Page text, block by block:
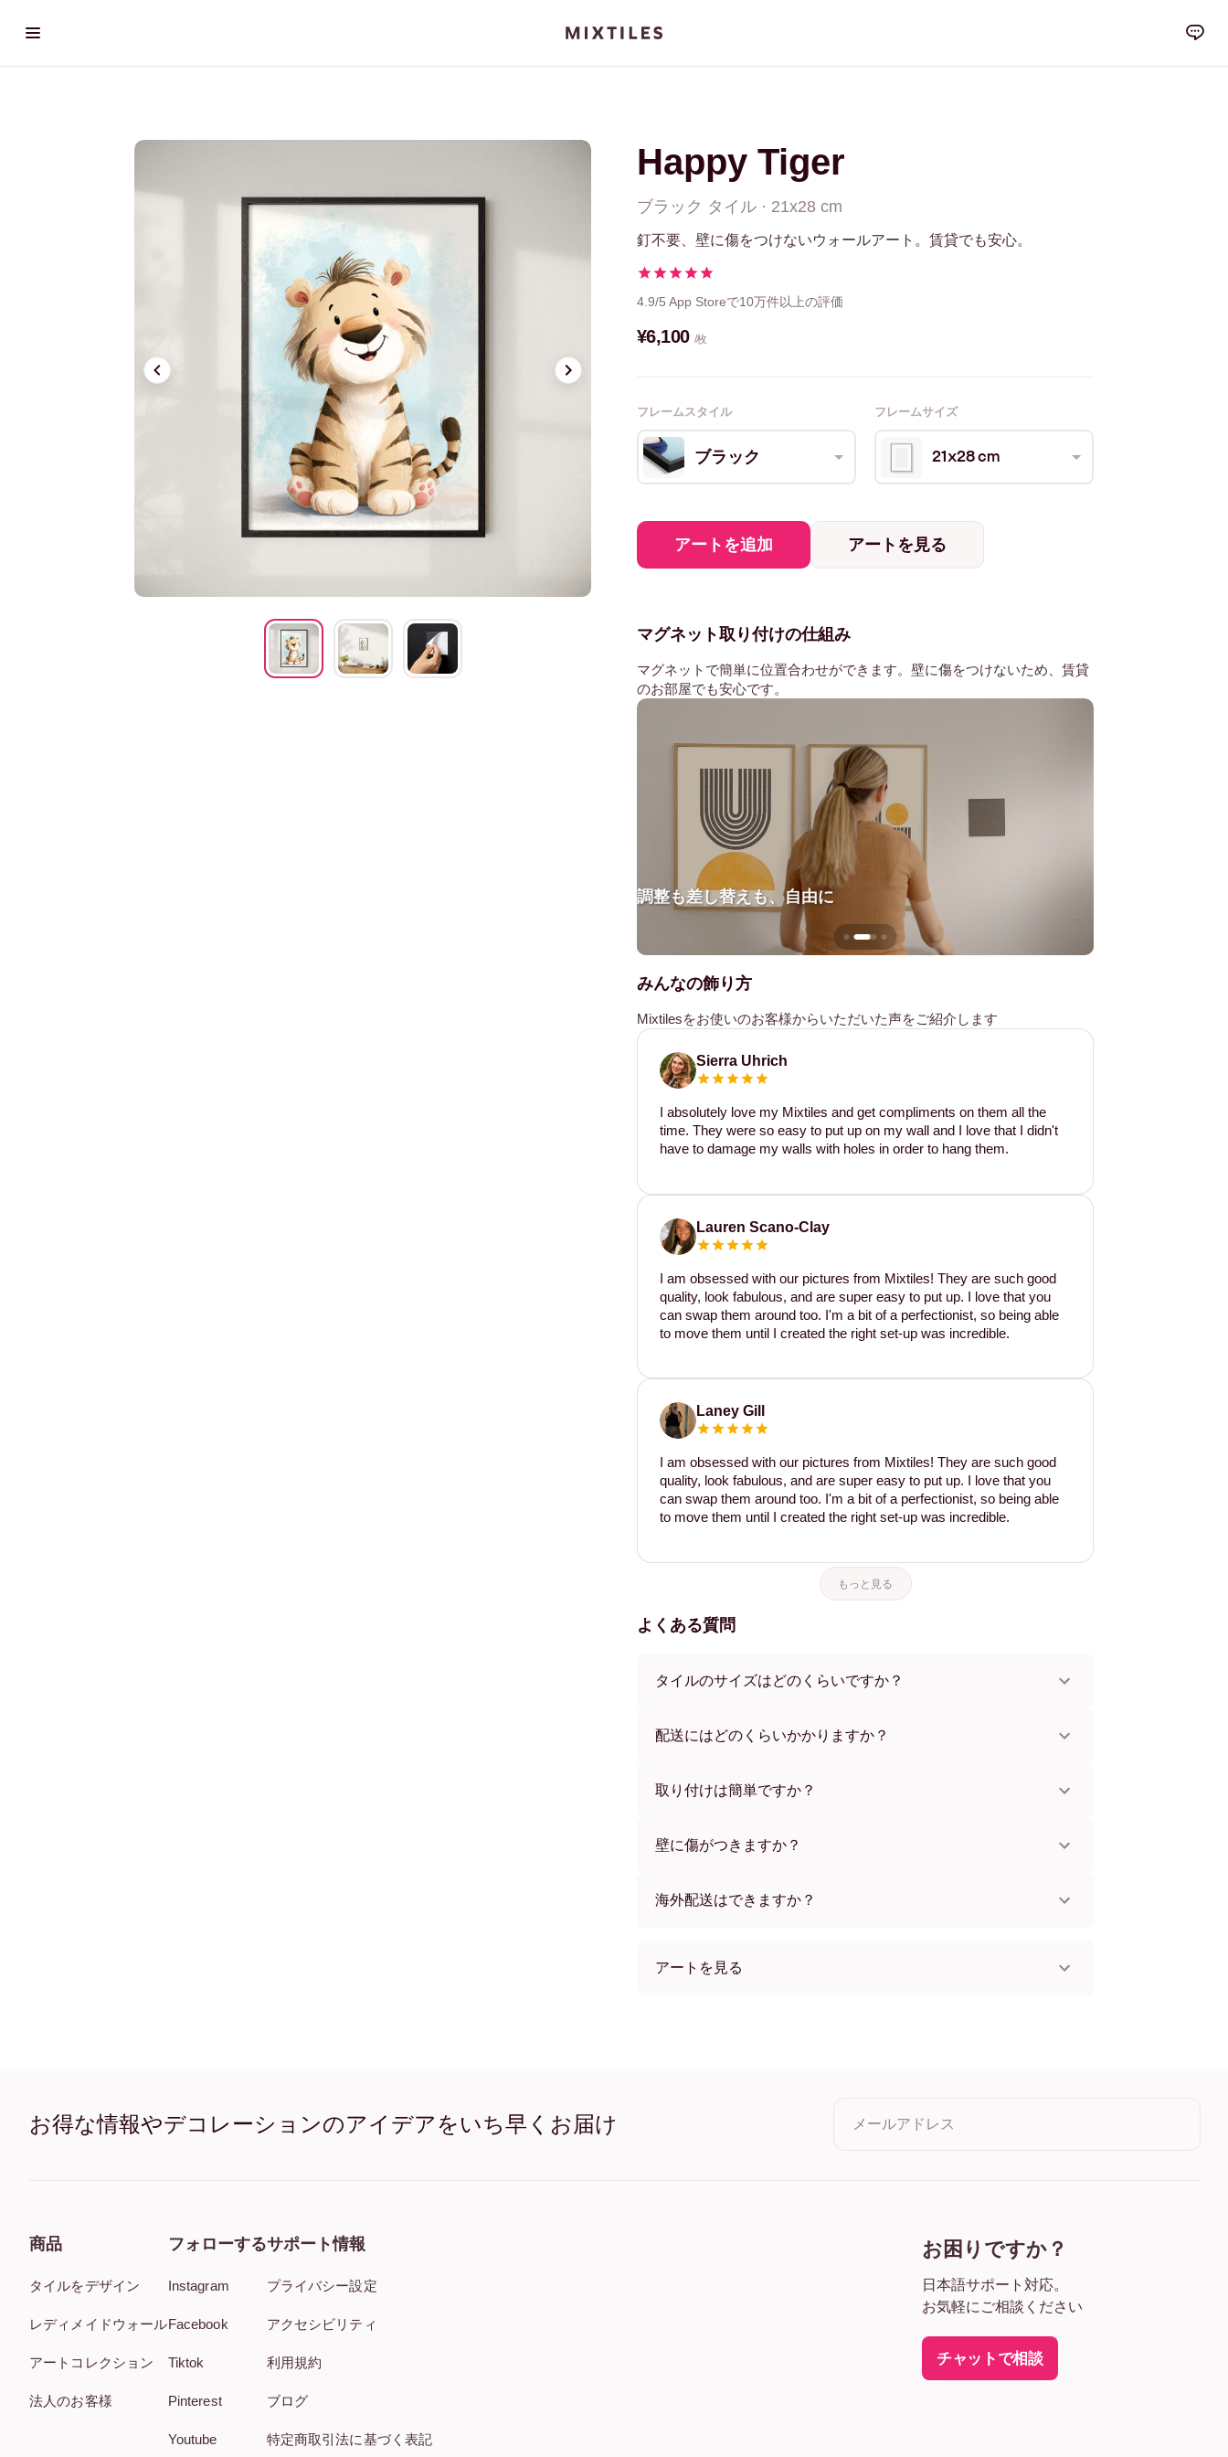
Happy Tiger
ブラック タイル · 21x28 cm
釘不要、壁に傷をつけないウォールアート。賃貸でも安心。
4.9/5 App Storeで10万件以上の評価
¥6,100 /枚
フレームスタイル フレームサイズ
ブラック 21x28 cm
アートを追加 アートを見る
マグネット取り付けの仕組み
マグネットで簡単に位置合わせができます。壁に傷をつけないため、賃貸
のお部屋でも安心です。
調整も差し替えも、自由に
みんなの飾り方
Mixtilesをお使いのお客様からいただいた声をご紹介します
Sierra Uhrich
I absolutely love my Mixtiles and get compliments on them all the
time. They were so easy to put up on my wall and I love that I didn't
have to damage my walls with holes in order to hang them.
Lauren Scano-Clay
I am obsessed with our pictures from Mixtiles! They are such good
quality, look fabulous, and are super easy to put up. I love that you
can swap them around too. I'm a bit of a perfectionist, so being able
to move them until I created the right set-up was incredible.
Laney Gill
I am obsessed with our pictures from Mixtiles! They are such good
quality, look fabulous, and are super easy to put up. I love that you
can swap them around too. I'm a bit of a perfectionist, so being able
to move them until I created the right set-up was incredible.
もっと見る
よくある質問
タイルのサイズはどのくらいですか？
ーからお選びいただけます。
配送にはどのくらいかかりますか？
す。ご注文後、追跡番号をお知らせします。
取り付けは簡単ですか？
め、賃貸のお部屋でも安心してお使いいただけます。
壁に傷がつきますか？
海外配送はできますか？
アートを見る
お得な情報やデコレーションのアイデアをいち早くお届け メールアドレス
商品
タイルをデザイン
レディメイドウォール
アートコレクション
法人のお客様
フォローする
Instagram
Facebook
Tiktok
Pinterest
Youtube
サポート情報
プライバシー設定
アクセシビリティ
利用規約
ブログ
特定商取引法に基づく表記
お困りですか？
日本語サポート対応。
お気軽にご相談ください
チャットで相談